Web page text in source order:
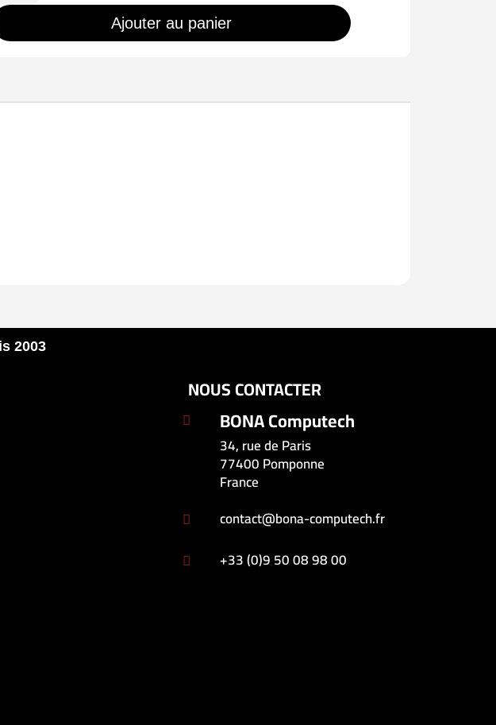
Ajouter au panier
2003
NOUS CONTACTER
 BONA Computech
34, rue de Paris
77400 Pomponne
France
 contact@bona-computech.fr
 +33 (0)9 50 08 98 00